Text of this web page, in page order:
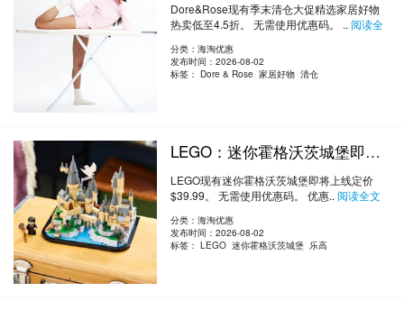
Dore&Rose现有季末清仓大促精选家居好物
热卖低至4.5折。 无需使用优惠码。 ..阅读全
分类：海淘优惠
发布时间：2026-08-02
标签：Dore & Rose 家居好物 清仓
LEGO：迷你霍格沃茨城堡即将上线 定价$39.99
LEGO现有迷你霍格沃茨城堡即将上线定价
$39.99。 无需使用优惠码。 优惠..阅读全文
分类：海淘优惠
发布时间：2026-08-02
标签：LEGO 迷你霍格沃茨城堡 乐高